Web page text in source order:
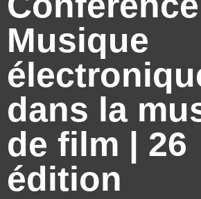
Musique
dans la
de film | 26
édition